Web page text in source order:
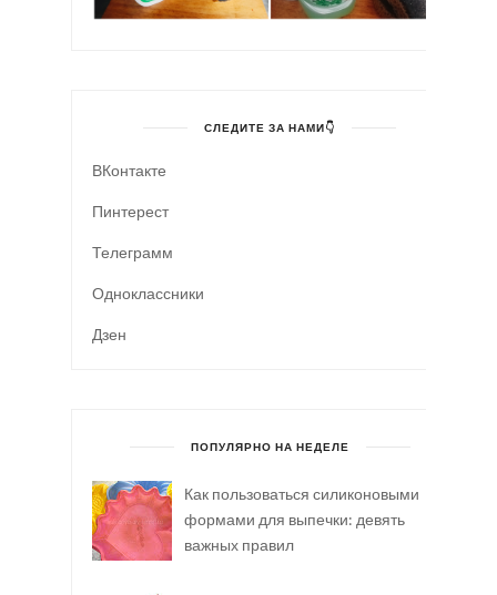
СЛЕДИТЕ ЗА НАМИ👇
ВКонтакте
Пинтерест
Телеграмм
Одноклассники
Дзен
ПОПУЛЯРНО НА НЕДЕЛЕ
Как пользоваться силиконовыми
формами для выпечки: девять
важных правил